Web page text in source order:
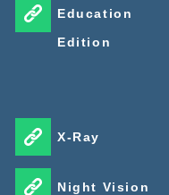
Education
Edition
X-Ray
Night Vision